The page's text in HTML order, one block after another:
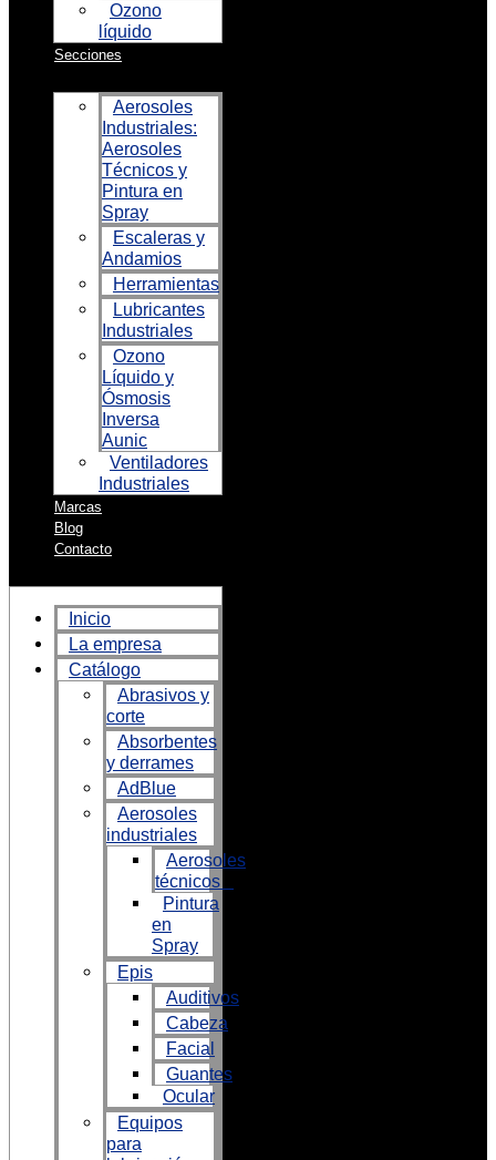
Ozono
líquido
Secciones
Aerosoles
Industriales:
Aerosoles
Técnicos y
Pintura en
Spray
Escaleras y
Andamios
Herramientas
Lubricantes
Industriales
Ozono
Líquido y
Ósmosis
Inversa
Aunic
Ventiladores
Industriales
Marcas
Blog
Contacto
Inicio
La empresa
Catálogo
Abrasivos y
corte
Absorbentes
y derrames
AdBlue
Aerosoles
industriales
Aerosoles
técnicos
Pintura
en
Spray
Epis
Auditivos
Cabeza
Facial
Guantes
Ocular
Equipos
para